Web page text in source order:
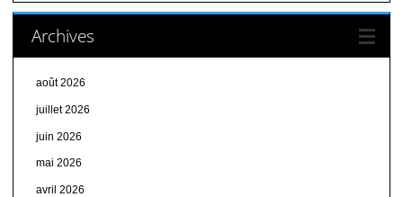
Archives
août 2026
juillet 2026
juin 2026
mai 2026
avril 2026